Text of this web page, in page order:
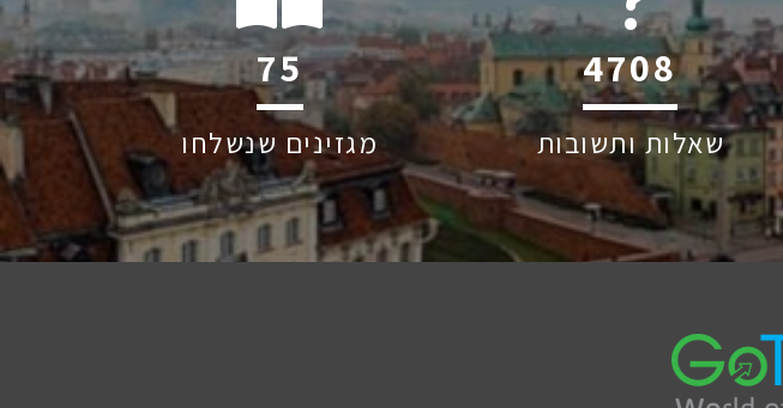
119
מגזינים שנשלחו
6044
שאלות ותשובות